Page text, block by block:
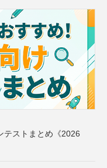
テストまとめ《2026